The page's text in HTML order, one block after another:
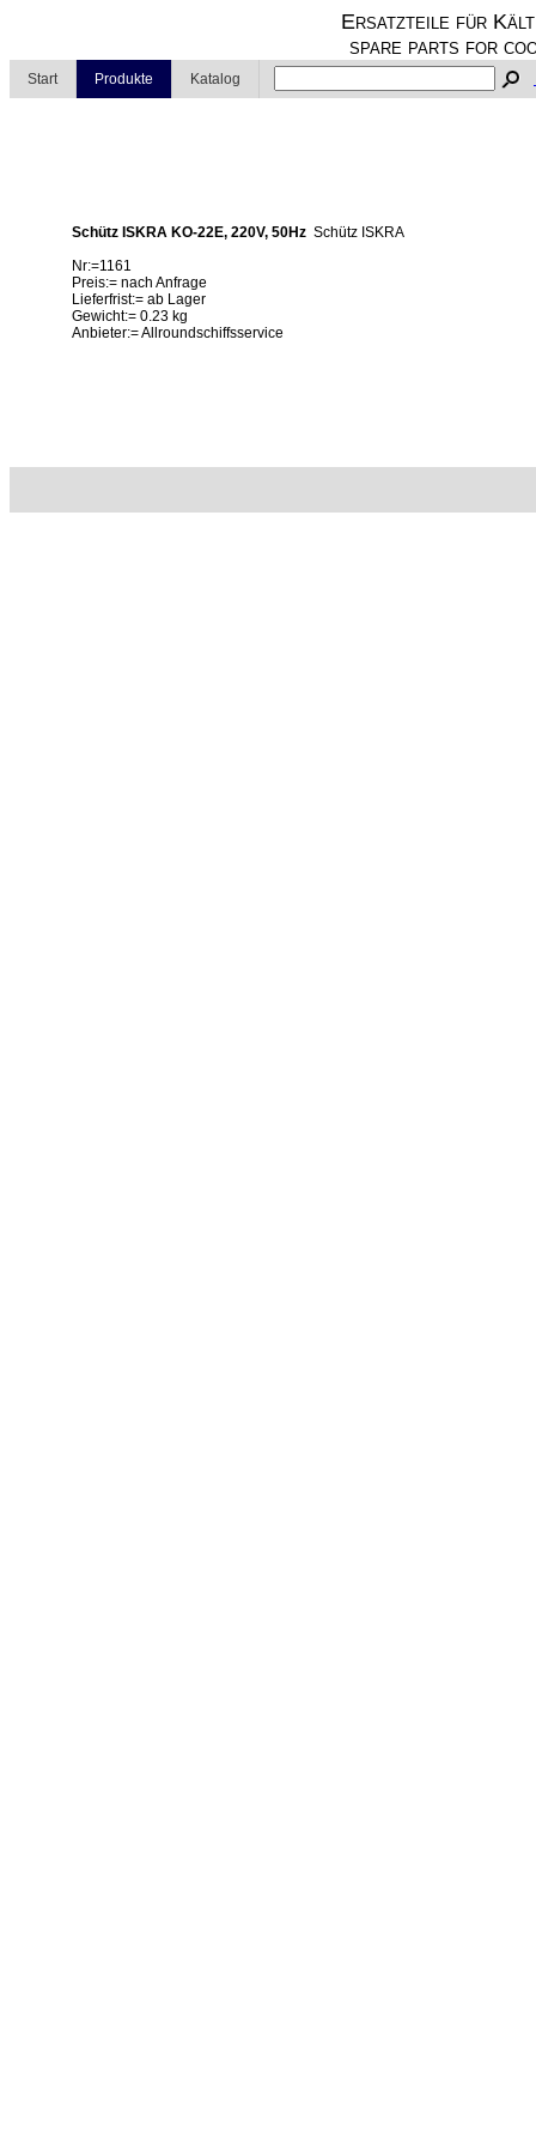
Ersatzteile für
spare parts for
Start Produkte Katalog
Schütz ISKRA KO-22E, 220V, 50HzSchütz ISKRA
Nr:=1161
Preis:= nach Anfrage
Lieferfrist:= ab Lager
Gewicht:= 0.23 kg
Anbieter:= Allroundschiffsservice